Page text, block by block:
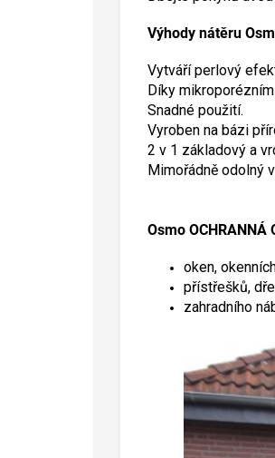
Výhody nátěru
Vytváří perlový
Díky
Snadné použití.
Vyroben na bázi
2 v 1 základový a
Mimořádně odolný
Osmo
oken,
přístřešků,
zahradního